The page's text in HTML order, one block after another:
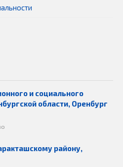
и социального
области, Оренбург
району,